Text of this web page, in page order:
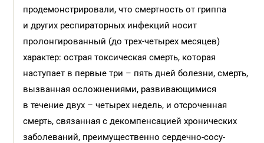
продемонстрировали, что смертность от гриппа
и других респираторных инфекций носит
пролонгированный (до трех-четырех месяцев)
характер: острая токсическая смерть, которая
наступает в первые три – пять дней болезни, смерть,
вызванная осложнениями, развивающимися
в течение двух – четырех недель, и отсроченная
смерть, связанная с декомпенсацией хронических
заболеваний, преимущественно сердечно-сосу­